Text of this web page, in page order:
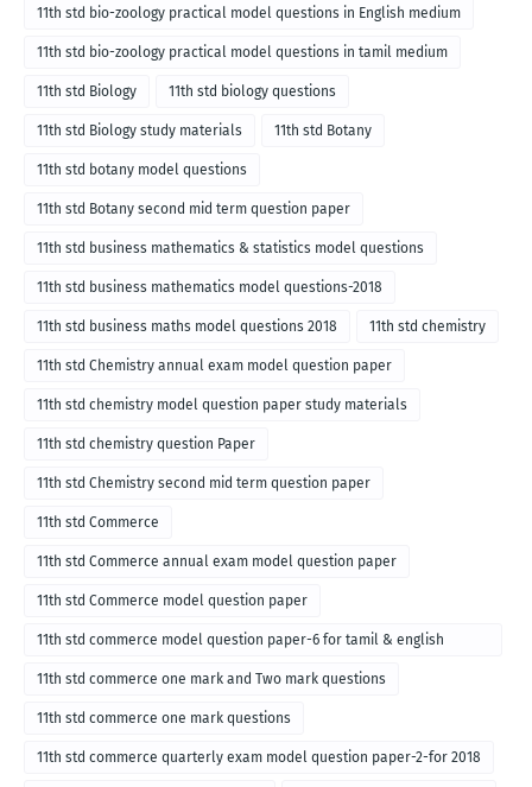
11th std bio-zoology practical model questions in English medium
11th std bio-zoology practical model questions in tamil medium
11th std Biology 11th std biology questions
11th std Biology study materials 11th std Botany
11th std botany model questions
11th std Botany second mid term question paper
11th std business mathematics & statistics model questions
11th std business mathematics model questions-2018
11th std business maths model questions 2018 11th std chemistry
11th std Chemistry annual exam model question paper
11th std chemistry model question paper study materials
11th std chemistry question Paper
11th std Chemistry second mid term question paper
11th std Commerce
11th std Commerce annual exam model question paper
11th std Commerce model question paper
11th std commerce model question paper-6 for tamil & english
medium
11th std commerce one mark and Two mark questions
11th std commerce one mark questions
11th std commerce quarterly exam model question paper-2-for 2018